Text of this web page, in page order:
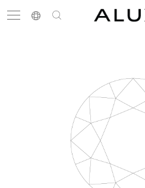
搜尋
結婚戒指